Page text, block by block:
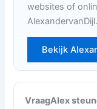
websites of
Bekijk
VraagAlex